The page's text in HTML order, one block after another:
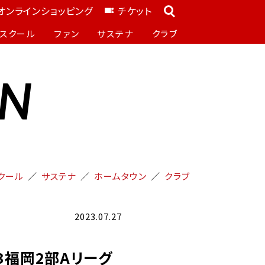
ンラインショッピング チケット
クール ファン サステナ クラブ
ール サステナ ホームタウン クラブ
2023.07.27
岡2部Aリーグ